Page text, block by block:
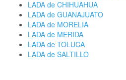
LADA de CHIHUAHUA
LADA de GUANAJUATO
LADA de MORELIA
LADA de MERIDA
LADA de TOLUCA
LADA de SALTILLO